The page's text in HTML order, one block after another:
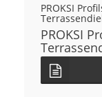
PROKSI
PROKSI